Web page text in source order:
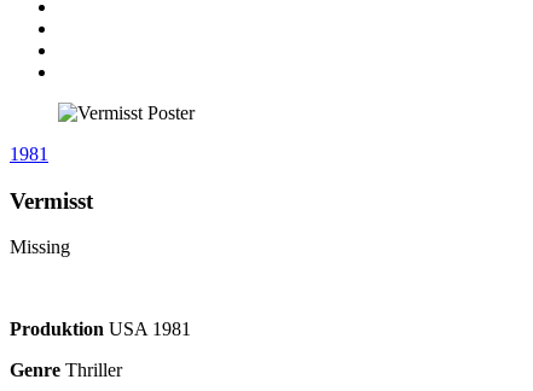
1981
Vermisst
Missing
Produktion USA 1981
Genre Thriller